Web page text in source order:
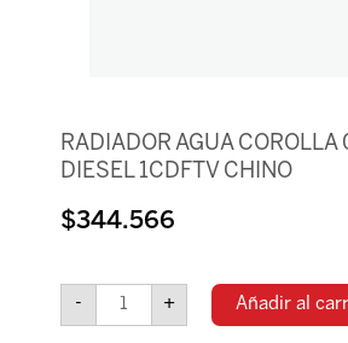
RADIADOR AGUA
DIESEL 1CDFTV CHINO
$344.566
-
AGUA
COROLLA
+ Añadir al